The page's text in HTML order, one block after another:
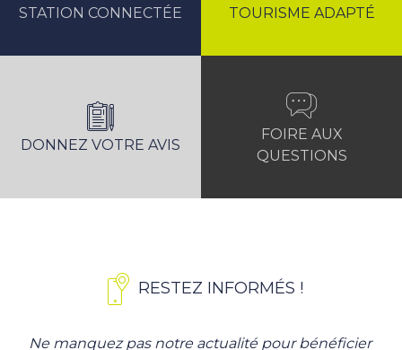
STATION CONNECTÉE TOURISME ADAPTÉ
DONNEZ VOTRE AVIS
FOIRE AUX
QUESTIONS
RESTEZ INFORMÉS !
Ne manquez pas notre actualité pour bénéficier